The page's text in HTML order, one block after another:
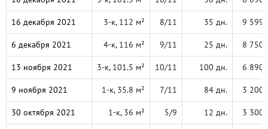
16 декабря 2021 3-к, 112 м² 8/11 35 дн. 9 599
6 декабря 2021 4-к, 116 м² 9/11 25 дн. 8 750
13 ноября 2021 3-к, 101.5 м² 10/11 100 дн. 6 890
9 ноября 2021 1-к, 35.8 м² 7/11 84 дн. 3 200
30 октября 2021 1-к, 36 м² 5/9 12 дн. 3 300